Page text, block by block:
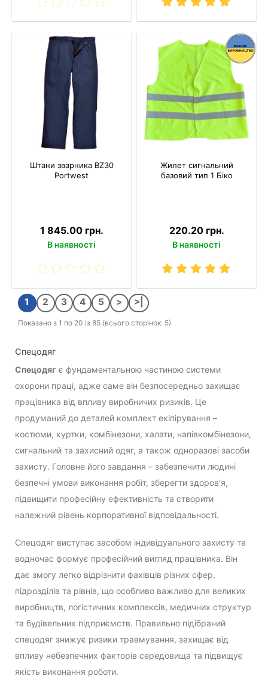
Штани зварника BZ30
Portwest
1 845.00 грн.
В наявності
Жилет сигнальний
базовий тип 1 Біко
220.20 грн.
В наявності
1 2 3 4 5 > >|
Показано з 1 по 20 із 85 (всього сторінок: 5)
Спецодяг
Спецодяг є фундаментальною частиною системи
охорони праці, адже саме він безпосередньо захищає
працівника від впливу виробничих ризиків. Це
продуманий до деталей комплект екіпірування –
костюми, куртки, комбінезони, халати, напівкомбінезони,
сигнальний та захисний одяг, а також одноразові засоби
захисту. Головне його завдання – забезпечити людині
безпечні умови виконання робіт, зберегти здоров’я,
підвищити професійну ефективність та створити
належний рівень корпоративної відповідальності.
Спецодяг виступає засобом індивідуального захисту та
водночас формує професійний вигляд працівника. Він
дає змогу легко відрізнити фахівців різних сфер,
підрозділів та рівнів, що особливо важливо для великих
виробництв, логістичних комплексів, медичних структур
та будівельних підприємств. Правильно підібраний
спецодяг знижує ризики травмування, захищає від
впливу небезпечних факторів середовища та підвищує
якість виконання роботи.